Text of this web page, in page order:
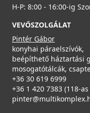
H-P: 8:00 - 16:00-ig
VEVŐSZOLGÁLAT
Pintér Gábor
konyhai páraelszívók,
beépíthető háztartási
mosogatótálcák,
+36 30 619 6999
+36 1 420 7383 (118-